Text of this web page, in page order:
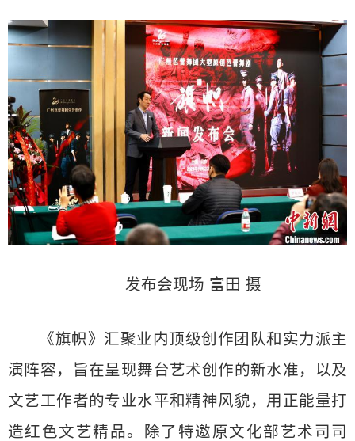
发布会现场 富田 摄
《旗帜》汇聚业内顶级创作团队和实力派主
演阵容，旨在呈现舞台艺术创作的新水准，以及
文艺工作者的专业水平和精神风貌，用正能量打
造红色文艺精品。除了特邀原文化部艺术司司